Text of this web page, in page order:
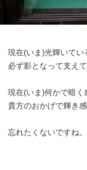
現在(いま)光輝いてい
必ず影となって支え
現在(いま)何かで暗く
貴方のおかげで輝き
忘れたくないですね。